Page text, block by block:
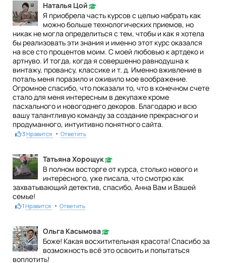
Наталья Цой
Я приобрела часть курсов с целью набрать как
можно больше технологических приемов, но
никак не могла определиться с тем, чтобы и как я хотела
бы реализовать эти знания и именно этот курс оказался
на все сто процентов моим. С моей любовью к артдеко и
артнуво. И тогда, когда я совершенно равнодушна к
винтажу, провансу, классике и т. д. Именно вживление в
поталь меня поразило и оживило мое воображение.
Огромное спасибо, что показали то, что в конечном счете
стало для меня интересным в декупаже кроме
пасхального и новогоднего декоров. Благодарю и всю
вашу талантливую команду за создание прекрасного и
продуманного, интуитивно понятного сайта.
3Нравится • Ответить
Татьяна Хорощук
В полном восторге от курса, столько нового и
интересного, уже писала, что смотрю как
захватывающий детектив, спасибо, Анна Вам и Вашей
семье!
1 Нравится • Ответить
Ольга Касымова
Боже! Какая восхитительная красота! Спасибо за
возможность всё это освоить и попытаться
воплотить!